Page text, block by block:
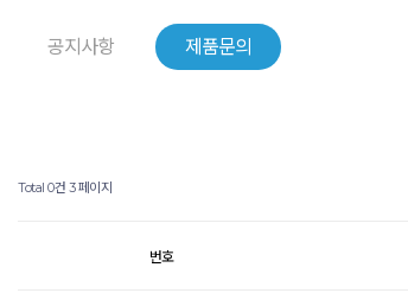
공지사항 제품문의
Total 0건 3 페이지
번호